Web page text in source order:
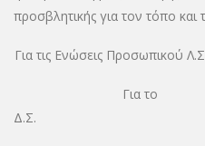
προσβλητικής για τον τόπο
Για τις Ενώσεις Προσωπικού
Για το
Δ.Σ.